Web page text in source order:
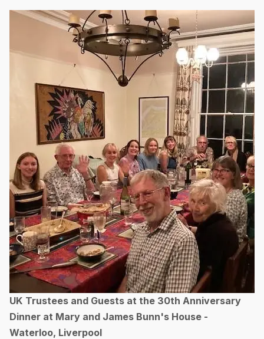
UK Trustees and Guests at the 30th Anniversary
Dinner at Mary and James Bunn's House -
Waterloo, Liverpool